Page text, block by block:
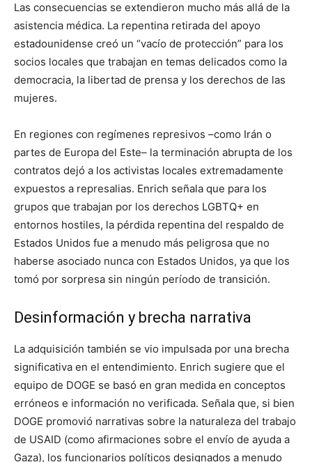
Las consecuencias se extendieron mucho más allá de la
asistencia médica. La repentina retirada del apoyo
estadounidense creó un “vacío de protección” para los
socios locales que trabajan en temas delicados como la
democracia, la libertad de prensa y los derechos de las
mujeres.
En regiones con regímenes represivos –como Irán o
partes de Europa del Este– la terminación abrupta de los
contratos dejó a los activistas locales extremadamente
expuestos a represalias. Enrich señala que para los
grupos que trabajan por los derechos LGBTQ+ en
entornos hostiles, la pérdida repentina del respaldo de
Estados Unidos fue a menudo más peligrosa que no
haberse asociado nunca con Estados Unidos, ya que los
tomó por sorpresa sin ningún período de transición.
Desinformación y brecha narrativa
La adquisición también se vio impulsada por una brecha
significativa en el entendimiento. Enrich sugiere que el
equipo de DOGE se basó en gran medida en conceptos
erróneos e información no verificada. Señala que, si bien
DOGE promovió narrativas sobre la naturaleza del trabajo
de USAID (como afirmaciones sobre el envío de ayuda a
Gaza), los funcionarios políticos designados a menudo